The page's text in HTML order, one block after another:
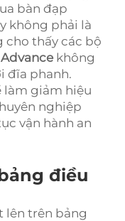
bàn đạp
không phải là
cho thấy các bộ
không
đĩa phanh.
làm giảm hiệu
nghiệp
vận hành an
điều
lên trên bảng